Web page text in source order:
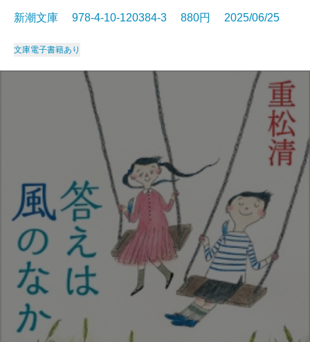
新潮文庫 978-4-10-120384-3 880円 2025/06/25
文庫電子書籍あり